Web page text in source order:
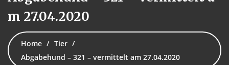
m 27.04.2020
Home
Tier
Abgabehund – 321 – vermittelt am 27.04.2020